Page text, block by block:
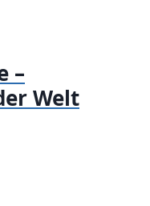
–
Welt